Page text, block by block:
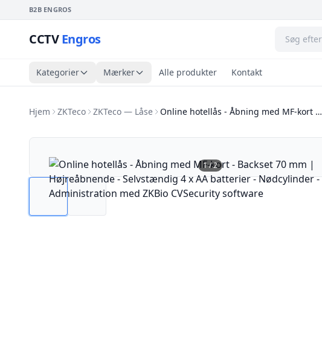
B2B ENGROS
CCTVEngros
Kategorier Mærker Alle produkter Kontakt
Hjem ZKTeco ZKTeco — Låse Online hotellås - Åbning med MF-kort …
1/2